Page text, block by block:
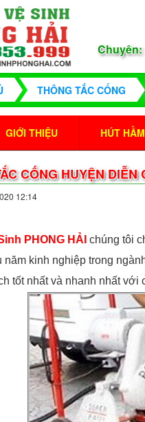
Chuyên:
THÔNG TẮC CỐNG
GIỚI THIỆU HÚT
CỐNG HUYỆN DIỄN
12:14
PHONG HẢI chúng tôi
năm kinh nghiệp trong
tốt nhất và nhanh nhất với